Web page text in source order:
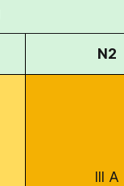
N2
III A